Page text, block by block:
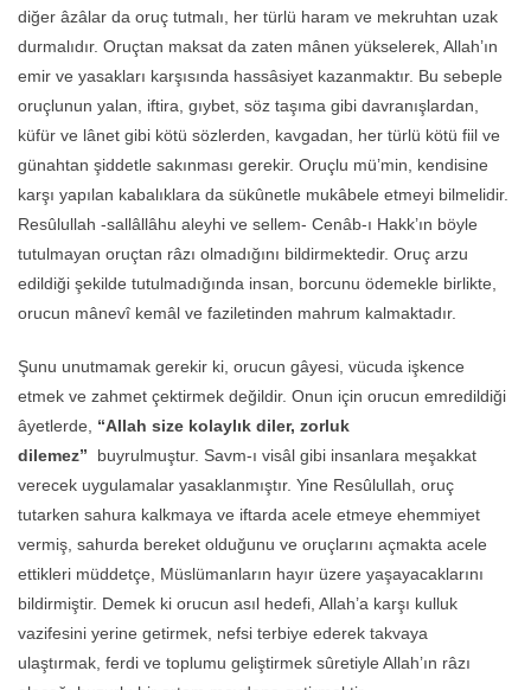
diğer âzâlar da oruç tutmalı, her türlü haram ve mekruhtan uzak
durmalıdır. Oruçtan maksat da zaten mânen yükselerek, Allah’ın
emir ve yasakları karşısında hassâsiyet kazanmaktır. Bu sebeple
oruçlunun yalan, iftira, gıybet, söz taşıma gibi davranışlardan,
küfür ve lânet gibi kötü sözlerden, kavgadan, her türlü kötü fiil ve
günahtan şiddetle sakınması gerekir. Oruçlu mü’min, kendisine
karşı yapılan kabalıklara da sükûnetle mukâbele etmeyi bilmelidir.
Resûlullah -sallâllâhu aleyhi ve sellem- Cenâb-ı Hakk’ın böyle
tutulmayan oruçtan râzı olmadığını bildirmektedir. Oruç arzu
edildiği şekilde tutulmadığında insan, borcunu ödemekle birlikte,
orucun mânevî kemâl ve faziletinden mahrum kalmaktadır.
Şunu unutmamak gerekir ki, orucun gâyesi, vücuda işkence
etmek ve zahmet çektirmek değildir. Onun için orucun emredildiği
âyetlerde, “Allah size kolaylık diler, zorluk
dilemez”
buyrulmuştur. Savm-ı visâl gibi insanlara meşakkat
verecek uygulamalar yasaklanmıştır. Yine Resûlullah, oruç
tutarken sahura kalkmaya ve iftarda acele etmeye ehemmiyet
vermiş, sahurda bereket olduğunu ve oruçlarını açmakta acele
ettikleri müddetçe, Müslümanların hayır üzere yaşayacaklarını
bildirmiştir. Demek ki orucun asıl hedefi, Allah’a karşı kulluk
vazifesini yerine getirmek, nefsi terbiye ederek takvaya
ulaştırmak, ferdi ve toplumu geliştirmek sûretiyle Allah’ın râzı